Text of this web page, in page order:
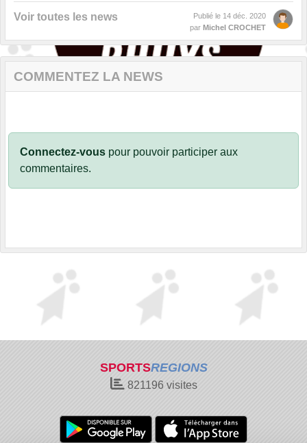
Voir toutes les news Publié le 14 déc. 2020
par Michel CROCHET
COMMENTEZ LA NEWS
Connectez-vous pour pouvoir participer aux
commentaires.
SPORTSREGIONS
821196 visites